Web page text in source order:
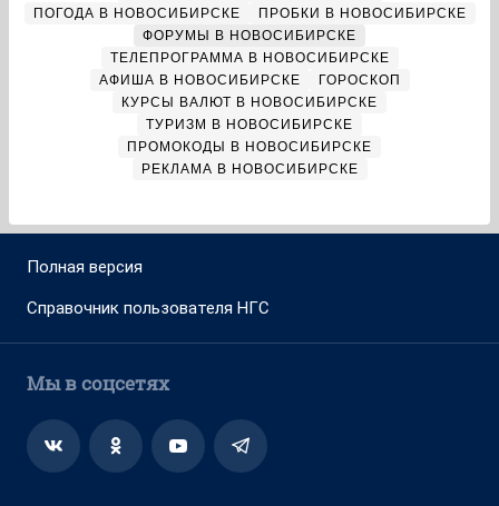
ПОГОДА В НОВОСИБИРСКЕ
ПРОБКИ В НОВОСИБИРСКЕ
ФОРУМЫ В НОВОСИБИРСКЕ
ТЕЛЕПРОГРАММА В НОВОСИБИРСКЕ
АФИША В НОВОСИБИРСКЕ
ГОРОСКОП
КУРСЫ ВАЛЮТ В НОВОСИБИРСКЕ
ТУРИЗМ В НОВОСИБИРСКЕ
ПРОМОКОДЫ В НОВОСИБИРСКЕ
РЕКЛАМА В НОВОСИБИРСКЕ
Полная версия
Справочник пользователя НГС
Мы в соцсетях